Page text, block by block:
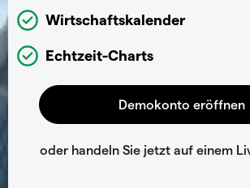
Wirtschaftskalender
Echtzeit-Charts